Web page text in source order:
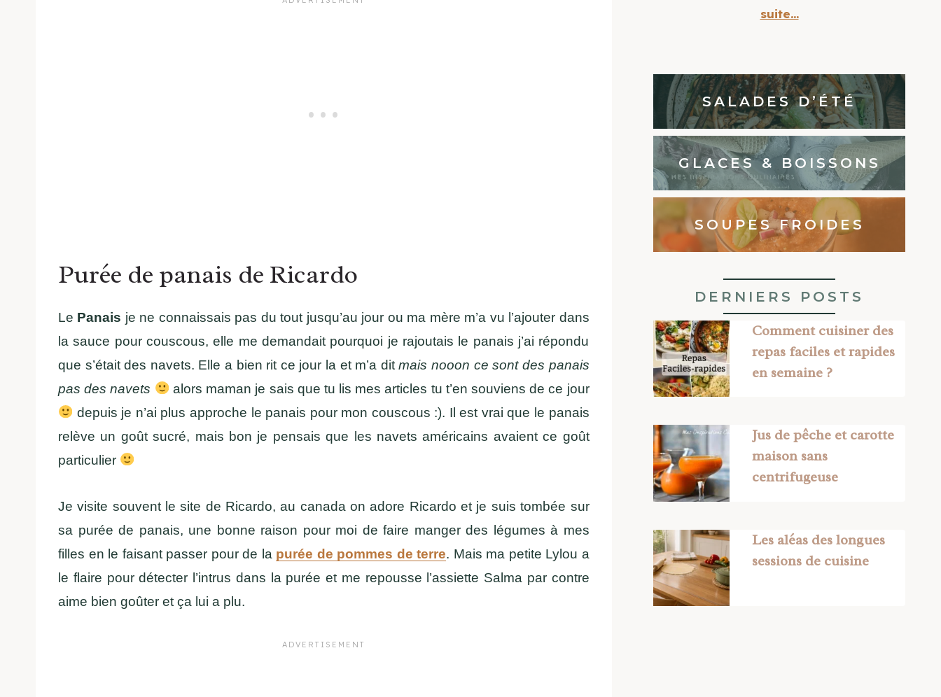
Purée de panais de Ricardo
Le Panais je ne connaissais pas du tout jusqu’au jour ou ma mère m’a vu l’ajouter dans
la sauce pour couscous, elle me demandait pourquoi je rajoutais le panais j’ai répondu
que s’était des navets. Elle a bien rit ce jour la et m’a ditmais nooon ce sont des panais
pas des navets
alors maman je sais que tu lis mes articles tu t’en souviens de ce jour
depuis je n’ai plus approche le panais pour mon couscous :). Il est vrai que le panais
relève un goût sucré, mais bon je pensais que les navets américains avaient ce goût
particulier
Je visite souvent le site de Ricardo, au canada on adore Ricardo et je suis tombée sur
sa purée de panais, une bonne raison pour moi de faire manger des légumes à mes
filles en le faisant passer pour de la purée de pommes de terre. Mais ma petite Lylou a
le flaire pour détecter l’intrus dans la purée et me repousse l’assiette Salma par contre
aime bien goûter et ça lui a plu.
suite...
SALADES D’ÉTÉ
GLACES & BOISSONS
SOUPES FROIDES
DERNIERS POSTS
Comment cuisiner des
repas faciles et rapides
en semaine ?
Jus de pêche et carotte
maison sans
centrifugeuse
Les aléas des longues
sessions de cuisine